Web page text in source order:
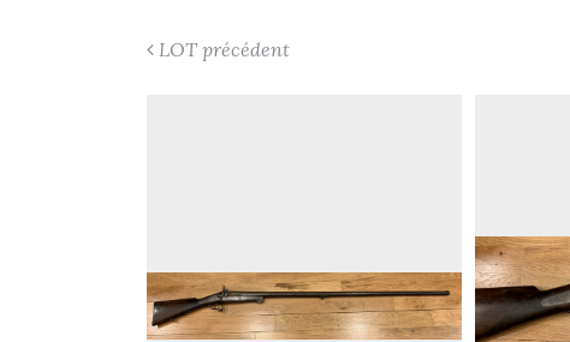
LOT précédent